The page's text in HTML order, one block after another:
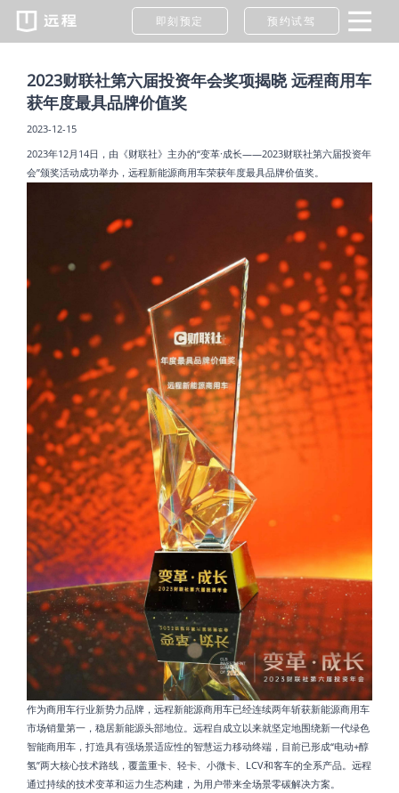
即刻预定 预约试驾
2023财联社第六届投资年会奖项揭晓 远程商用车
获年度最具品牌价值奖
2023-12-15
2023年12月14日，由《财联社》主办的“变革·成长——2023财联社第六届投资年
会”颁奖活动成功举办，远程新能源商用车荣获年度最具品牌价值奖。
作为商用车行业新势力品牌，远程新能源商用车已经连续两年斩获新能源商用车
市场销量第一，稳居新能源头部地位。远程自成立以来就坚定地围绕新一代绿色
智能商用车，打造具有强场景适应性的智慧运力移动终端，目前已形成“电动+醇
氢”两大核心技术路线，覆盖重卡、轻卡、小微卡、LCV和客车的全系产品。远程
通过持续的技术变革和运力生态构建，为用户带来全场景零碳解决方案。